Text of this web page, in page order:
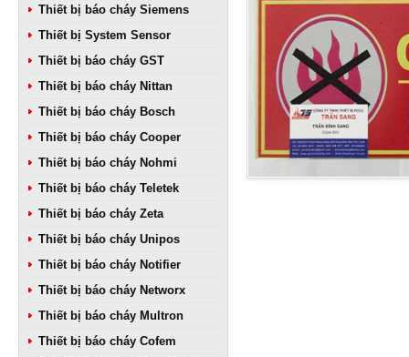
Thiết bị báo cháy Siemens
Thiết bị System Sensor
Thiết bị báo cháy GST
Thiết bị báo cháy Nittan
Thiết bị báo cháy Bosch
Thiết bị báo cháy Cooper
Thiết bị báo cháy Nohmi
Thiết bị báo cháy Teletek
Thiết bị báo cháy Zeta
Thiết bị báo cháy Unipos
Thiết bị báo cháy Notifier
Thiết bị báo cháy Networx
Thiết bị báo cháy Multron
Thiết bị báo cháy Cofem